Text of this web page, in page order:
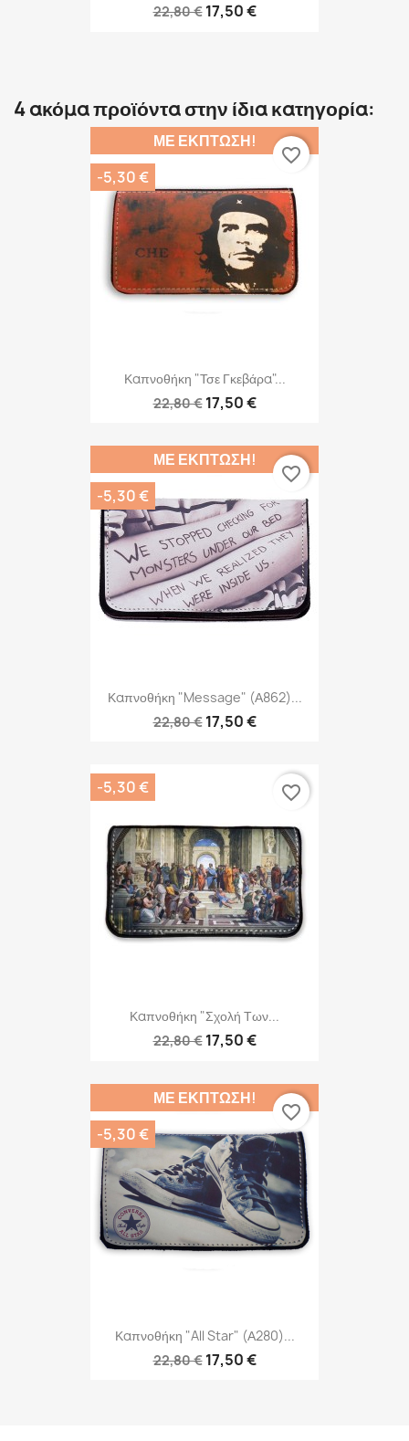
22,80 € 17,50 €
4 ακόμα προϊόντα στην ίδια κατηγορία:
Καπνοθήκη "Τσε Γκεβάρα"...
22,80 € 17,50 €
ΜΕ ΈΚΠΤΩΣΗ!
-5,30 €
favorite_border
Καπνοθήκη "Message" (Α862)...
22,80 € 17,50 €
ΜΕ ΈΚΠΤΩΣΗ!
-5,30 €
favorite_border
Καπνοθήκη "Σχολή Των...
22,80 € 17,50 €
-5,30 € favorite_border
Καπνοθήκη "All Star" (Α280)...
22,80 € 17,50 €
ΜΕ ΈΚΠΤΩΣΗ!
-5,30 €
favorite_border